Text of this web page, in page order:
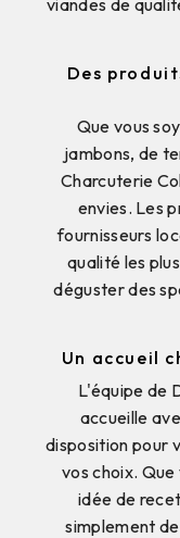
viandes de
Des
Que vous
jambons, de
Charcuterie
envies. Les
fournisseurs
qualité les
déguster des
Un accueil
L'équipe de
accueille
disposition pour
vos choix.
idée de
simplement